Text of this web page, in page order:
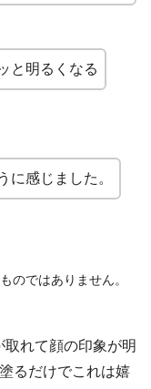
と明るくなる
に感じました。
のではありません。
れて顔の印象が明
るだけでこれは嬉